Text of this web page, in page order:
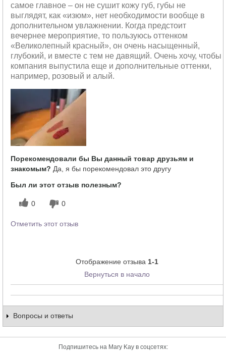
самое главное – он не сушит кожу губ, губы не
выглядят, как «изюм», нет необходимости вообще в
дополнительном увлажнении. Когда предстоит
вечернее мероприятие, то пользуюсь оттенком
«Великолепный красный», он очень насыщенный,
глубокий, и вместе с тем не давящий. Очень хочу, чтобы
компания выпустила еще и дополнительные оттенки,
например, розовый и алый.
Порекомендовали бы Вы данный товар друзьям и
знакомым? Да, я бы порекомендовал это другу
Был ли этот отзыв полезным?
0 0
Отметить этот отзыв
Отображение отзыва 1-1
Вернуться в начало
Вопросы и ответы
Подпишитесь на Mary Kay в соцсетях: